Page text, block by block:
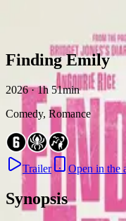
Finding Emily
2026 · 1h 51min
Comedy, Romance
Trailer Open in the
Synopsis